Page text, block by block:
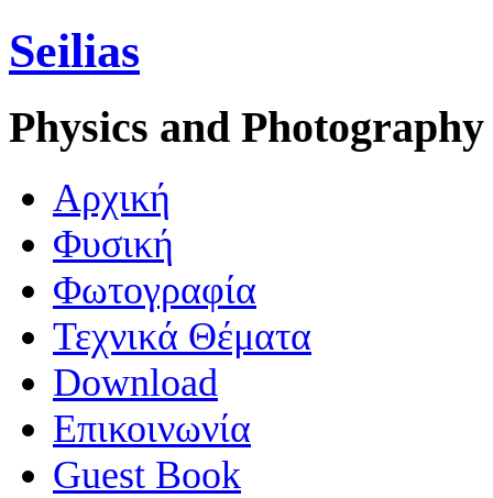
Seilias
Physics and Photography
Aρχική
Φυσική
Φωτογραφία
Τεχνικά Θέματα
Download
Επικοινωνία
Guest Book